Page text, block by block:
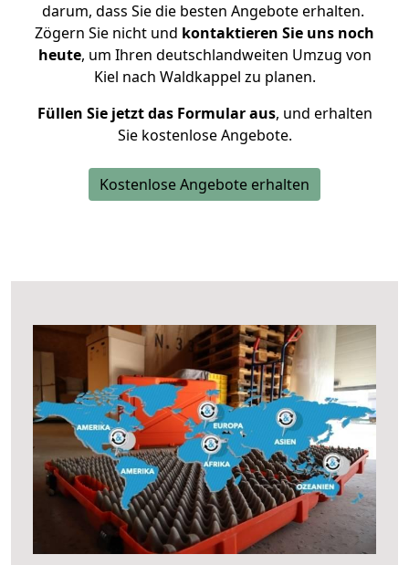
darum, dass Sie die besten Angebote erhalten.
Zögern Sie nicht und kontaktieren Sie uns noch
heute, um Ihren deutschlandweiten Umzug von
Kiel nach Waldkappel zu planen.
Füllen Sie jetzt das Formular aus, und erhalten
Sie kostenlose Angebote.
Kostenlose Angebote erhalten